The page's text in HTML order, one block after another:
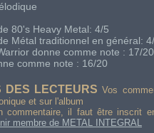
80's Heavy Metal: 4/5
Métal traditionnel en général:
donne comme note : 17/20
comme note : 16/20
DES LECTEURS Vos
et sur l'album
commentaire, il faut être inscrit
membre de METAL INTEGRAL